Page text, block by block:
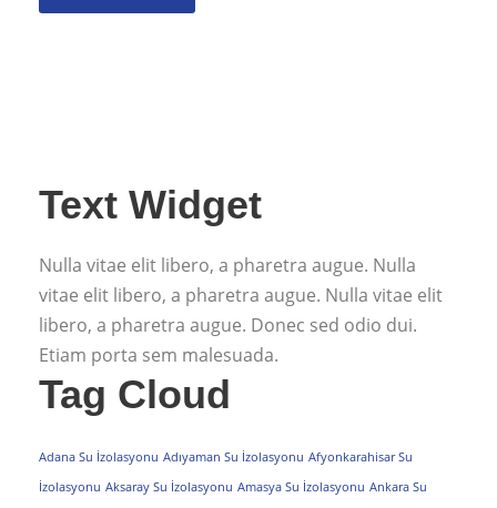
Text Widget
Nulla vitae elit libero, a pharetra augue. Nulla
vitae elit libero, a pharetra augue. Nulla vitae elit
libero, a pharetra augue. Donec sed odio dui.
Etiam porta sem malesuada.
Tag Cloud
Adana Su İzolasyonu Adıyaman Su İzolasyonu Afyonkarahisar Su
İzolasyonu Aksaray Su İzolasyonu Amasya Su İzolasyonu Ankara Su